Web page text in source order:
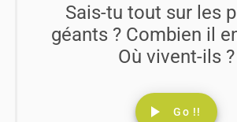
Sais-tu tout sur les
géants ? Combien il
Où vivent-ils ?
play_arrow Go !!